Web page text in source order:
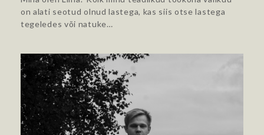
on alati seotud olnud lastega, kas siis otse lastega
tegeledes või natuke…